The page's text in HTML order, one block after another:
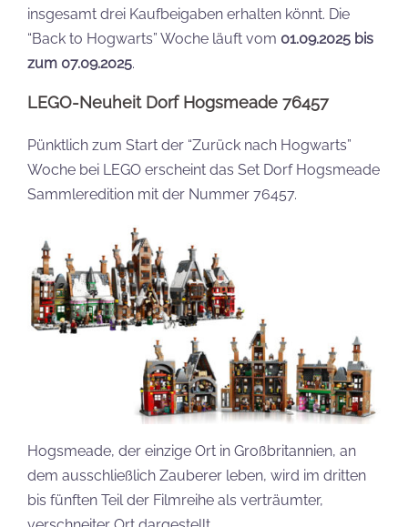
insgesamt drei Kaufbeigaben erhalten könnt. Die
“Back to Hogwarts” Woche läuft vom 01.09.2025 bis
zum 07.09.2025.
LEGO-Neuheit Dorf Hogsmeade 76457
Pünktlich zum Start der “Zurück nach Hogwarts”
Woche bei LEGO erscheint das Set Dorf Hogsmeade
Sammleredition mit der Nummer 76457.
Hogsmeade, der einzige Ort in Großbritannien, an
dem ausschließlich Zauberer leben, wird im dritten
bis fünften Teil der Filmreihe als verträumter,